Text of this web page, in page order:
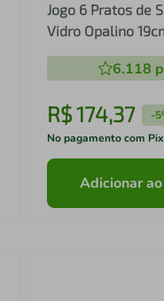
Jogo 6 Pratos de
Vidro Opalino
Black Pequeno
6.118
R$174,37 -
No pagamento com Pix
Adicionar